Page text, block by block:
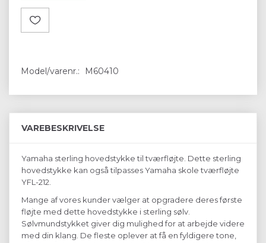
Model/varenr.: M60410
VAREBESKRIVELSE
Yamaha sterling hovedstykke til tværfløjte. Dette sterling
hovedstykke kan også tilpasses Yamaha skole tværfløjte
YFL-212.
Mange af vores kunder vælger at opgradere deres første
fløjte med dette hovedstykke i sterling sølv.
Sølvmundstykket giver dig mulighed for at arbejde videre
med din klang. De fleste oplever at få en fyldigere tone,